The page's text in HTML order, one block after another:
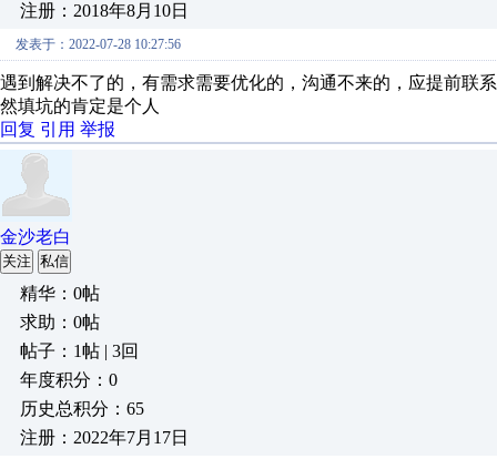
注册：2018年8月10日
发表于：2022-07-28 10:27:56
遇到解决不了的，有需求需要优化的，沟通不来的，应提前联
然填坑的肯定是个人
回复 引用 举报
金沙老白
关注 私信
精华：0帖
求助：0帖
帖子：1帖 | 3回
年度积分：0
历史总积分：65
注册：2022年7月17日